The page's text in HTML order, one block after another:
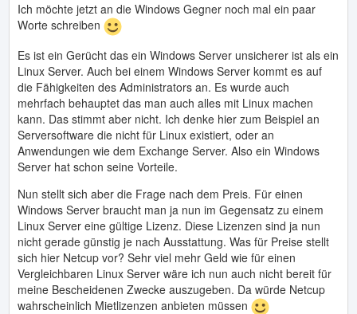
Ich möchte jetzt an die Windows Gegner noch mal ein paar
Worte schreiben
Es ist ein Gerücht das ein Windows Server unsicherer ist als ein
Linux Server. Auch bei einem Windows Server kommt es auf
die Fähigkeiten des Administrators an. Es wurde auch
mehrfach behauptet das man auch alles mit Linux machen
kann. Das stimmt aber nicht. Ich denke hier zum Beispiel an
Serversoftware die nicht für Linux existiert, oder an
Anwendungen wie dem Exchange Server. Also ein Windows
Server hat schon seine Vorteile.
Nun stellt sich aber die Frage nach dem Preis. Für einen
Windows Server braucht man ja nun im Gegensatz zu einem
Linux Server eine gültige Lizenz. Diese Lizenzen sind ja nun
nicht gerade günstig je nach Ausstattung. Was für Preise stellt
sich hier Netcup vor? Sehr viel mehr Geld wie für einen
Vergleichbaren Linux Server wäre ich nun auch nicht bereit für
meine Bescheidenen Zwecke auszugeben. Da würde Netcup
wahrscheinlich Mietlizenzen anbieten müssen